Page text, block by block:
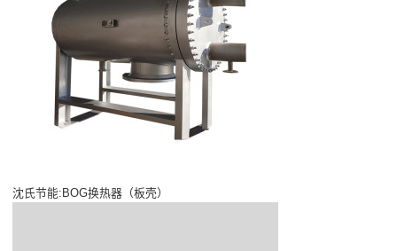
沈氏节能:BOG换热器（板壳）